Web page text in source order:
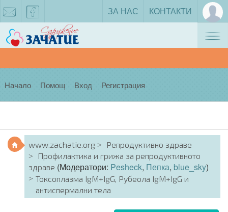
facebook
ЗА НАС КОНТАКТИ
Начало Помощ Вход Регистрация
www.zachatie.org
Репродуктивно здраве
Профилактика и грижа за репродуктивното
здраве (Модератори: Pesheck, Пепка, blue_sky)
Токсоплазма IgM+IgG, Рубеола IgM+IgG и
антиспермални тела